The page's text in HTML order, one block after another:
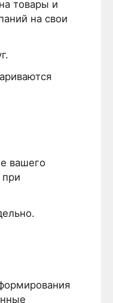
товары и
на свои
вашего